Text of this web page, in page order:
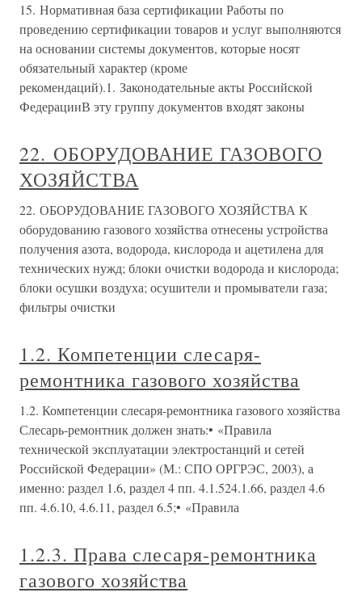
15. Нормативная база сертификации Работы по
проведению сертификации товаров и услуг выполняются
на основании системы документов, которые носят
обязательный характер (кроме
рекомендаций).1. Законодательные акты Российской
ФедерацииВ эту группу документов входят законы
22. ОБОРУДОВАНИЕ ГАЗОВОГО
ХОЗЯЙСТВА
22. ОБОРУДОВАНИЕ ГАЗОВОГО ХОЗЯЙСТВА К
оборудованию газового хозяйства отнесены устройства
получения азота, водорода, кислорода и ацетилена для
технических нужд; блоки очистки водорода и кислорода;
блоки осушки воздуха; осушители и промыватели газа;
фильтры очистки
1.2. Компетенции слесаря-
ремонтника газового хозяйства
1.2. Компетенции слесаря-ремонтника газового хозяйства
Слесарь-ремонтник должен знать:• «Правила
технической эксплуатации электростанций и сетей
Российской Федерации» (М.: СПО ОРГРЭС, 2003), а
именно: раздел 1.6, раздел 4 пп. 4.1.524.1.66, раздел 4.6
пп. 4.6.10, 4.6.11, раздел 6.5;• «Правила
1.2.3. Права слесаря-ремонтника
газового хозяйства